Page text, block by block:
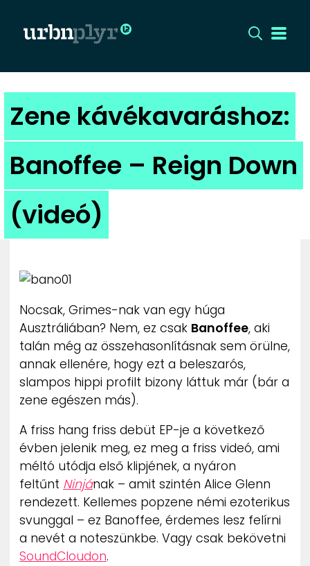
CÍMLAP
DIZÁJN
DIVAT
ZENE
MÉDIAAJÁNLAT
IMPRESSZUM
PR-ARCHÍVUM
ADATKEZELÉSI TÁJÉKOZTATÓ
Zene kávékavaráshoz:
Banoffee – Reign Down
(videó)
Nocsak, Grimes-nak van egy húga
Ausztráliában? Nem, ez csak Banoffee, aki
talán még az összehasonlításnak sem örülne,
annak ellenére, hogy ezt a beleszarós,
slampos hippi profilt bizony láttuk már (bár a
zene egészen más).
A friss hang friss debüt EP-je a következő
évben jelenik meg, ez meg a friss videó, ami
méltó utódja első klipjének, a nyáron
feltűnt Ninjának – amit szintén Alice Glenn
rendezett. Kellemes popzene némi ezoterikus
svunggal – ez Banoffee, érdemes lesz felírni
a nevét a noteszünkbe. Vagy csak bekövetni
SoundCloudon.